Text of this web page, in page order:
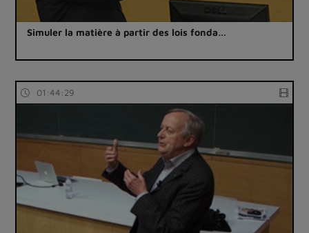
Simuler la matière à partir des lois fonda…
01:44:29